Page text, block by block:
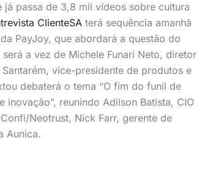
passa de 3,8 mil vídeos sobre cultura
ClienteSA terá sequência amanhã
PayJoy, que abordará a questão do
a vez de Michele Funari Neto, diretor
vice-presidente de produtos e
debaterá o tema “O fim do funil de
reunindo Adilson Batista, CIO
Neotrust, Nick Farr, gerente de
Aunica.